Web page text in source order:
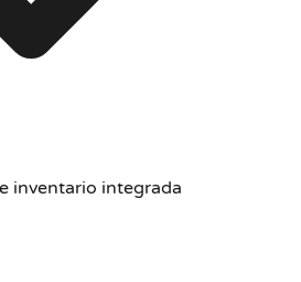
inventario integrada